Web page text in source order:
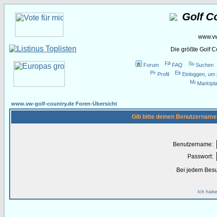
Golf
Die größte Golf
Forum FAQ
Suchen
Profil
Einloggen,
www.vw-golf-country.de Foren-Übersicht
Gib bitte deinen
Benutzername:
Passwort:
Bei jedem
Ich